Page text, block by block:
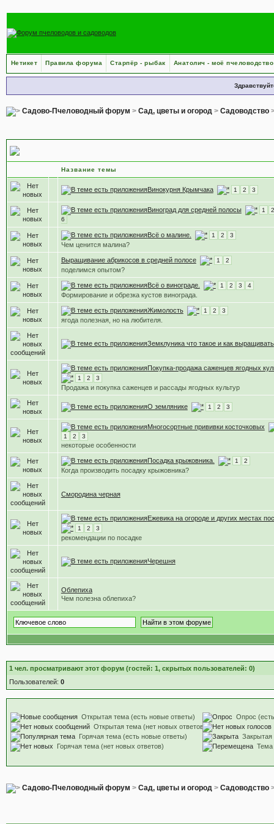
Нетикет Правила форума Старпёр - рыбак Анатолич - моё пчеловодство
Садово-Пчеловодный форум > Сад, цветы и огород> Садоводство
Название темы
Винокурня Крымчака 1 2 3
Виноград для средней полосы 1
2
6
Всё о малине. 1 2 3
Чем ценится малина?
Выращивание абрикосов в средней полосе 1 2
поделимся опытом?
Всё о винограде. 1 2 3 4
Формирование и обрезка кустов винограда.
Жимолость 1 2 3
ягода полезная, но на любителя.
Земклуника что такое и как выращивать
Покупка-продажа саженцев ягодных
1 2 3
Продажа и покупка саженцев и рассады ягодных культур
О землянике 1 2 3
Многосортные прививки косточковых
1 2 3
некоторые особенности
Посадка крыжовника. 1 2
Когда производить посадку крыжовника?
Смородина черная
Ежевика на огороде и других местах
1 2 3
рекомендации по посадке
Черешня
Облепиха
Чем полезна облепиха?
1 чел. просматривают этот форум (гостей: 1, скрытых пользователей: 0)
Пользователей: 0
Открытая тема (есть новые ответы)
Открытая тема (нет новых ответов)
Горячая тема (есть новые ответы)
Горячая тема (нет новых ответов)
Опрос
Закрытая
Тема
Садово-Пчеловодный форум > Сад, цветы и огород> Садоводство